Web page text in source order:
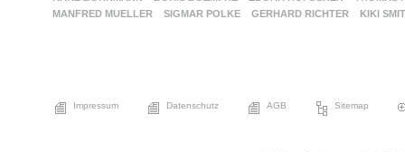
MANFRED MUELLER
SIGMAR POLKE GERHARD RICHTER KIKI
Impressum Datenschutz AGB Sitemap